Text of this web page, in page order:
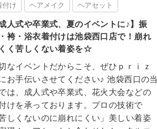
付け ヘアメイク ヘアセット
成人式や卒業式、夏のイベントに♪】振
袴・浴衣着付けは池袋西口店で！崩れ
く苦しくない着姿を☆
なイベントだからこそ、ぜひｐｒｉｚ
お手伝いさせてください♪ 池袋西口の当
は、成人式や卒業式、花火大会などの
けを承っております。プロの技術で
苦しくないのに崩れにくい」美しい着姿